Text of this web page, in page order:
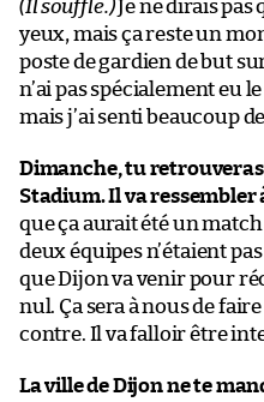
(Il souffle.)Je ne dirais pas
yeux, mais ça reste un
poste de gardien de but
n’ai pas spécialement eu
mais j’ai senti beaucoup
Dimanche, tu
Stadium. Il va ressembler
que ça aurait été un
deux équipes n’étaient
que Dijon va venir pour
nul. Ça sera à nous de
contre. Il va falloir être
La ville de Dijon ne te